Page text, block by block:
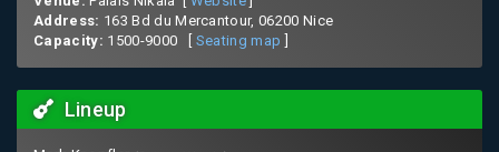
Address: 163 Bd du Mercantour, 06200 Nice
Capacity: 1500-9000 [ Seating map
Lineup